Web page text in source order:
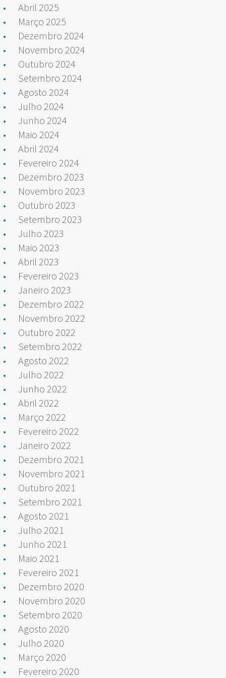
Abril 2025
Março 2025
Dezembro 2024
Novembro 2024
Outubro 2024
Setembro 2024
Agosto 2024
Julho 2024
Junho 2024
Maio 2024
Abril 2024
Fevereiro 2024
Dezembro 2023
Novembro 2023
Outubro 2023
Setembro 2023
Julho 2023
Maio 2023
Abril 2023
Fevereiro 2023
Janeiro 2023
Dezembro 2022
Novembro 2022
Outubro 2022
Setembro 2022
Agosto 2022
Julho 2022
Junho 2022
Abril 2022
Março 2022
Fevereiro 2022
Janeiro 2022
Dezembro 2021
Novembro 2021
Outubro 2021
Setembro 2021
Agosto 2021
Julho 2021
Junho 2021
Maio 2021
Fevereiro 2021
Dezembro 2020
Novembro 2020
Setembro 2020
Agosto 2020
Julho 2020
Março 2020
Fevereiro 2020